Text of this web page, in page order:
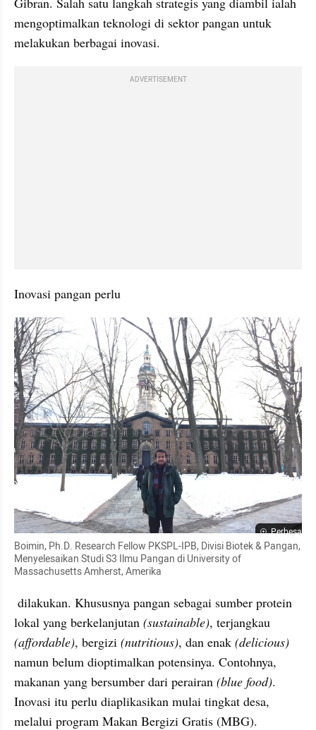
mengoptimalkan teknologi di sektor pangan untuk
melakukan berbagai inovasi.
ADVERTISEMENT
Inovasi pangan perlu
Perbesar
Boimin, Ph.D. Research Fellow PKSPL-IPB, Divisi Biotek & Pangan,
Menyelesaikan Studi S3 Ilmu Pangan di University of
Massachusetts Amherst, Amerika
lokal yang berkelanjutan (sustainable)
(affordable), bergizi (nutritious), dan enak
namun belum dioptimalkan potensinya. Contohnya,
makanan yang bersumber dari perairan (blue food).
Inovasi itu perlu diaplikasikan mulai tingkat desa,
melalui program Makan Bergizi Gratis (MBG).